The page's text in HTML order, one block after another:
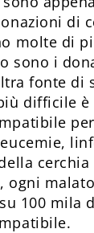
di
molte di
sono i
fonte di
difficile è
cerchia
100 mila